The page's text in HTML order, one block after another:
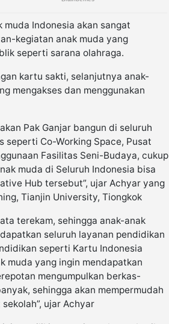
Indonesia akan sangat
kegiatan anak muda yang
seperti sarana olahraga.
kartu sakti, selanjutnya anak-
mengakses dan menggunakan
Pak Ganjar bangun di seluruh
seperti Co-Working Space, Pusat
Fasilitas Seni-Budaya, cukup
muda di Seluruh Indonesia bisa
Hub tersebut”, ujar Achyar yang
Tianjin University, Tiongkok
terekam, sehingga anak-anak
seluruh layanan pendidikan
seperti Kartu Indonesia
muda yang ingin mendapatkan
mengumpulkan berkas-
sehingga akan mempermudah
ujar Achyar